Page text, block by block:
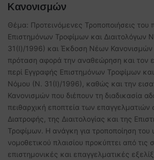
Κανονισμών
Θέμα: Προτεινόμενες Τροποποιήσεις του
Επιστημόνων Τροφίμων και Διαιτολόγων
31(Ι)/1996) και Έκδοση Νέων
πρόταση αφορά την αναθεώρηση και τον
περί Εγγραφής Επιστημόνων Τροφίμων
Νόμου (Ν. 31(Ι)/1996), καθώς και την
Κανονισμών που διέπουν τη διαδικασία
πειθαρχική εποπτεία των επαγγελματιών
Διατροφής, της Διαιτολογίας και της
Τροφίμων. Η ανάγκη για τροποποίηση του
νομοθετικού πλαισίου προκύπτει από τις
επιστημονικές και επαγγελματικές